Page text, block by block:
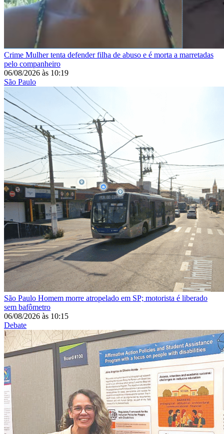
Crime Mulher tenta defender filha de abuso e é morta a marretadas
pelo companheiro
06/08/2026 às 10:19
São Paulo
São Paulo Homem morre atropelado em SP; motorista é liberado
sem bafômetro
06/08/2026 às 10:15
Debate